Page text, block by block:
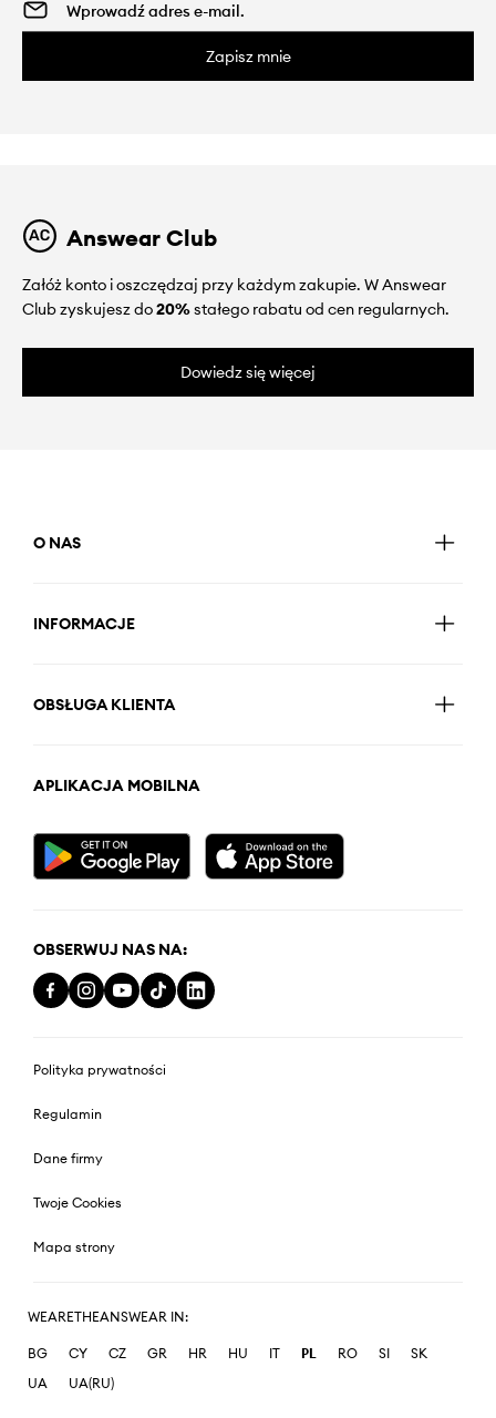
Zapisz mnie
Answear Club
Załóż konto i oszczędzaj przy każdym zakupie. W Answear
Club zyskujesz do20%stałego rabatu od cen regularnych.
Dowiedz się więcej
O NAS
INFORMACJE
OBSŁUGA KLIENTA
APLIKACJA MOBILNA
OBSERWUJ NAS NA:
Polityka prywatności
Regulamin
Dane firmy
Twoje Cookies
Mapa strony
WEARETHEANSWEAR IN:
BG CY CZ GR HR HU IT PL RO SI
SK
UA
UA(RU)